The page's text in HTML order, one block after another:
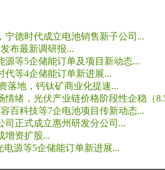
宁德时代成立电池销售新子公司...
布最新调研报...
源等5企储能订单及项目新动态...
代等4企储能订单新进展...
落地，钙钛矿商业化提速...
情绪，光伏产业链价格阶段性企稳（
百科技等7企电池项目传新动态...
司正式成立惠州研发分公司...
增资扩股...
电源等5企储能订单新进展...